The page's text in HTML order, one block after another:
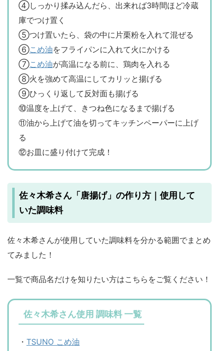
④しっかり揉み込んだら、出来れば3時間ほど冷蔵
庫でつけ置く
⑤つけ置いたら、袋の中に片栗粉を入れて混ぜる
⑥こめ油をフライパンに入れて火にかける
⑦こめ油が高温になる前に、鶏肉を入れる
⑧火を強めて高温にしてカリッと揚げる
⑨ひっくり返して反対面も揚げる
⑩温度を上げて、きつね色になるまで揚げる
⑪油から上げて油を切ってキッチンペーパーに上げ
る
⑫お皿に盛り付けて完成！
佐々木希さん「唐揚げ」の作り方｜使用して
いた調味料
佐々木希さんが使用していた調味料を分かる範囲でまとめ
てみました！
一覧で商品名だけを知りたい方はこちらをご覧ください！
佐々木希さん使用 調味料 一覧
・ TSUNO こめ油